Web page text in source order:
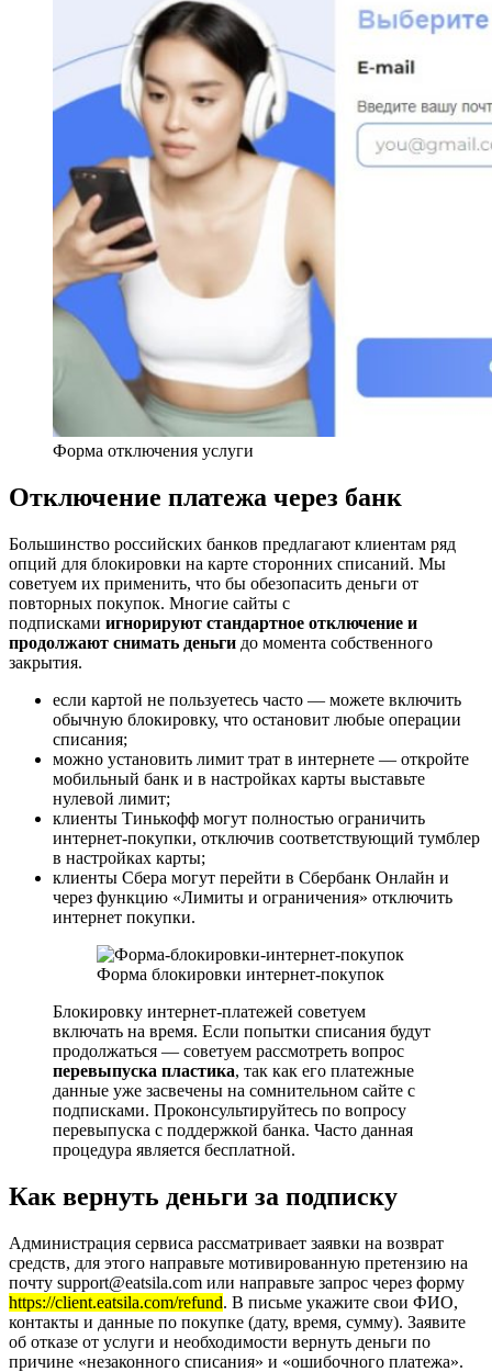
Форма отключения услуги
Отключение платежа через банк
Большинство российских банков предлагают клиентам ряд
опций для блокировки на карте сторонних списаний. Мы
советуем их применить, что бы обезопасить деньги от
повторных покупок. Многие сайты с
подписками игнорируют стандартное отключение и
продолжают снимать деньги до момента собственного
закрытия.
если картой не пользуетесь часто — можете включить
обычную блокировку, что остановит любые операции
списания;
можно установить лимит трат в интернете — откройте
мобильный банк и в настройках карты выставьте
нулевой лимит;
клиенты Тинькофф могут полностью ограничить
интернет-покупки, отключив соответствующий тумблер
в настройках карты;
клиенты Сбера могут перейти в Сбербанк Онлайн и
через функцию «Лимиты и ограничения» отключить
интернет покупки.
Форма блокировки интернет-покупок
Блокировку интернет-платежей советуем
включать на время. Если попытки списания будут
продолжаться — советуем рассмотреть вопрос
перевыпуска пластика, так как его платежные
данные уже засвечены на сомнительном сайте с
подписками. Проконсультируйтесь по вопросу
перевыпуска с поддержкой банка. Часто данная
процедура является бесплатной.
Как вернуть деньги за подписку
Администрация сервиса рассматривает заявки на возврат
средств, для этого направьте мотивированную претензию на
почту support@eatsila.com или направьте запрос через форму
https://client.eatsila.com/refund. В письме укажите свои ФИО,
контакты и данные по покупке (дату, время, сумму). Заявите
об отказе от услуги и необходимости вернуть деньги по
причине «незаконного списания» и «ошибочного платежа».